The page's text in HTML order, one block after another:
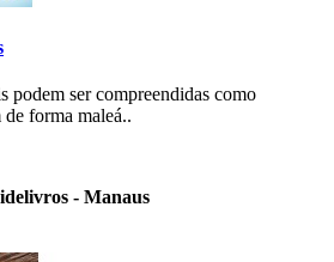
podem ser compreendidas como
forma maleá..
- Manaus